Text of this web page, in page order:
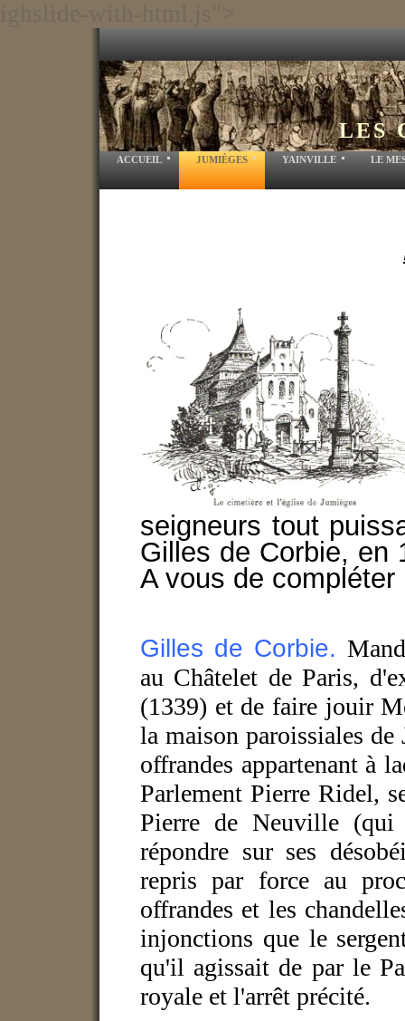
LES
ACCUEIL JUMIÈGES YAINVILLE LE
seigneurs tout
Gilles de Corbie, en
A vous de
Gilles de Corbie.
au Châtelet de Paris,
(1339) et de faire jouir
la maison paroissiales
offrandes appartenant à
Parlement Pierre Ridel,
Pierre de Neuville
répondre sur ses
repris par force au
offrandes et les
injonctions que le
qu'il agissait de par le
royale et l'arrêt précité.